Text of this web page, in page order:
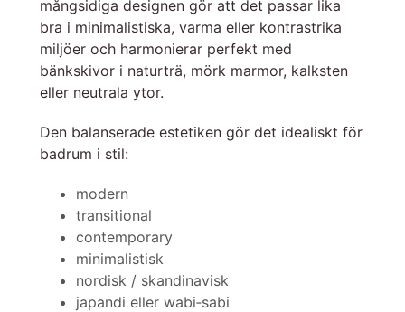
mångsidiga designen gör att det passar lika
bra i minimalistiska, varma eller kontrastrika
miljöer och harmonierar perfekt med
bänkskivor i naturträ, mörk marmor, kalksten
eller neutrala ytor.
Den balanserade estetiken gör det idealiskt för
badrum i stil:
modern
transitional
contemporary
minimalistisk
nordisk / skandinavisk
japandi eller wabi‑sabi